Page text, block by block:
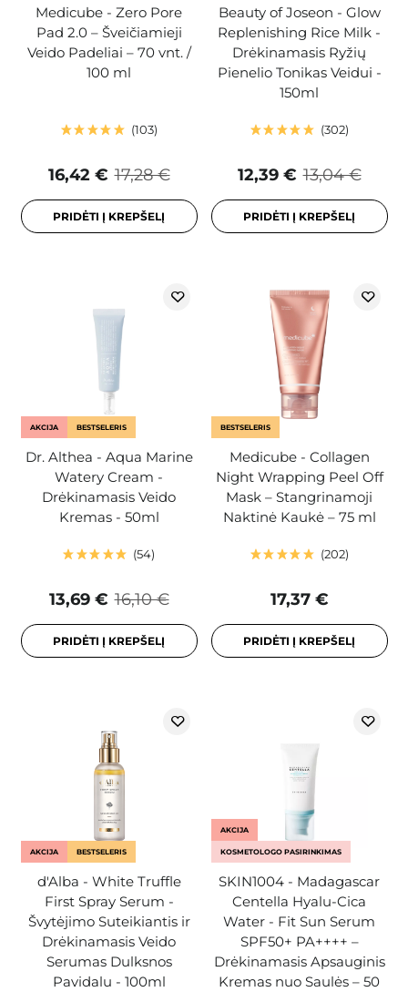
Medicube - Zero Pore
Pad 2.0 – Šveičiamieji
Veido Padeliai – 70 vnt. /
100 ml
103
17,28 €
16,42 €
PRIDĖTI Į KREPŠELĮ
Beauty of Joseon - Glow
Replenishing Rice Milk -
Drėkinamasis Ryžių
Pienelio Tonikas Veidui -
150ml
302
13,04 €
12,39 €
PRIDĖTI Į KREPŠELĮ
AKCIJA BESTSELERIS
Dr. Althea - Aqua Marine
Watery Cream -
Drėkinamasis Veido
Kremas - 50ml
54
16,10 €
13,69 €
PRIDĖTI Į KREPŠELĮ
BESTSELERIS
Medicube - Collagen
Night Wrapping Peel Off
Mask – Stangrinamoji
Naktinė Kaukė – 75 ml
202
17,37 €
PRIDĖTI Į KREPŠELĮ
AKCIJA BESTSELERIS
d'Alba - White Truffle
First Spray Serum -
Švytėjimo Suteikiantis ir
Drėkinamasis Veido
Serumas Dulksnos
Pavidalu - 100ml
AKCIJA
KOSMETOLOGO PASIRINKIMAS
SKIN1004 - Madagascar
Centella Hyalu-Cica
Water - Fit Sun Serum
SPF50+ PA++++ –
Drėkinamasis Apsauginis
Kremas nuo Saulės – 50